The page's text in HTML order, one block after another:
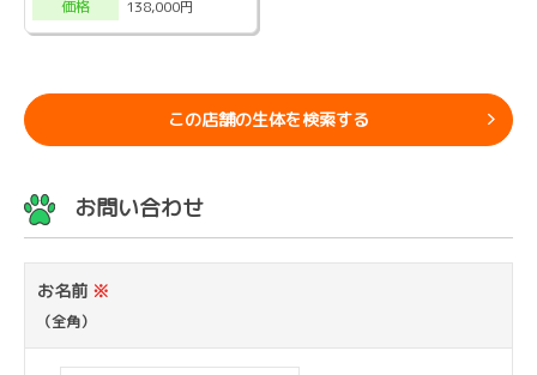
価格
138,000円
この店舗の生体を検索する
お問い合わせ
お名前 ※
（全角）